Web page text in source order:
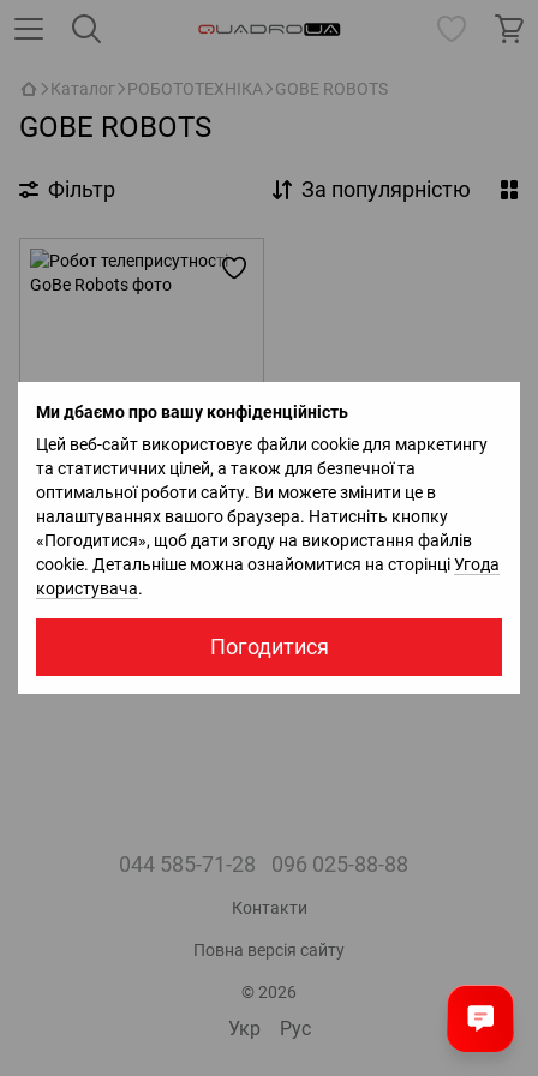
Ми дбаємо про вашу конфіденційність
Цей веб-сайт використовує файли cookie для маркетингу
та статистичних цілей, а також для безпечної та
оптимальної роботи сайту. Ви можете змінити це в
налаштуваннях вашого браузера. Натисніть кнопку
«Погодитися», щоб дати згоду на використання файлів
cookie. Детальніше можна ознайомитися на сторінціУгода
користувача.
Погодитися
Каталог РОБОТОТЕХНІКА GOBE ROBOTS
GOBE ROBOTS
Фільтр За популярністю
Робот телеприсутності GoBe
Robots
763 470 грн з ПДВ.
В наявності
044 585-71-28 096 025-88-88
Контакти
Повна версія сайту
© 2026
Укр Рус